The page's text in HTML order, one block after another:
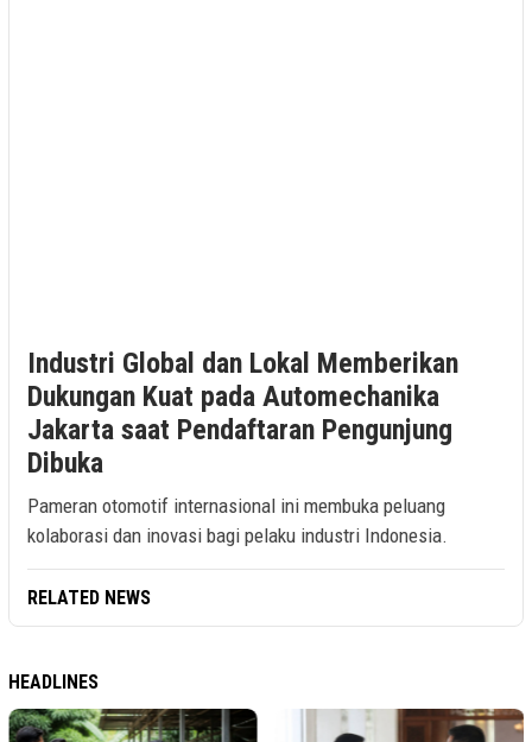
Industri Global dan Lokal Memberikan
Dukungan Kuat pada Automechanika
Jakarta saat Pendaftaran Pengunjung
Dibuka
Pameran otomotif internasional ini membuka peluang
kolaborasi dan inovasi bagi pelaku industri Indonesia.
RELATED NEWS
HEADLINES